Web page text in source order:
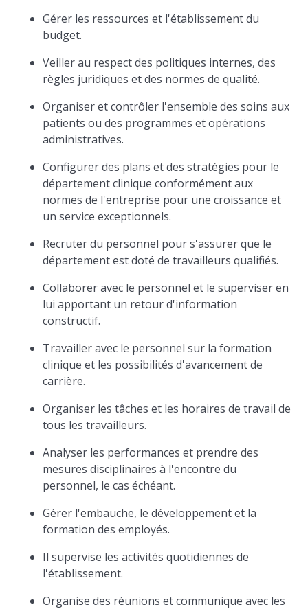
Gérer les ressources et l'établissement du
budget.
Veiller au respect des politiques internes, des
règles juridiques et des normes de qualité.
Organiser et contrôler l'ensemble des soins aux
patients ou des programmes et opérations
administratives.
Configurer des plans et des stratégies pour le
département clinique conformément aux
normes de l'entreprise pour une croissance et
un service exceptionnels.
Recruter du personnel pour s'assurer que le
département est doté de travailleurs qualifiés.
Collaborer avec le personnel et le superviser en
lui apportant un retour d'information
constructif.
Travailler avec le personnel sur la formation
clinique et les possibilités d'avancement de
carrière.
Organiser les tâches et les horaires de travail de
tous les travailleurs.
Analyser les performances et prendre des
mesures disciplinaires à l'encontre du
personnel, le cas échéant.
Gérer l'embauche, le développement et la
formation des employés.
Il supervise les activités quotidiennes de
l'établissement.
Organise des réunions et communique avec les